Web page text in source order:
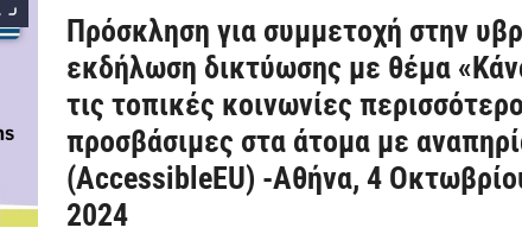
Πρόσκληση για συμμετοχή στην
εκδήλωση δικτύωσης με θέμα
τις τοπικές κοινωνίες περισσότερο
προσβάσιμες στα άτομα με
(AccessibleEU) -Αθήνα, 4
2024